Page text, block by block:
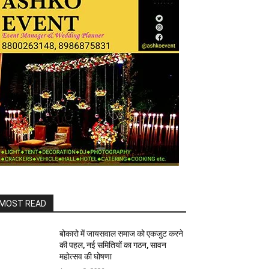
READ
बोकारो में जायसवाल समाज को एकजुट करने
की पहल, नई समितियों का गठन, सावन
महोत्सव की घोषणा